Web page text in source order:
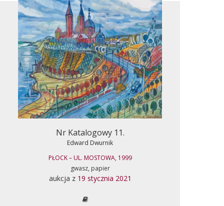
Nr Katalogowy 11.
Edward Dwurnik
PŁOCK – UL. MOSTOWA, 1999
gwasz, papier
aukcja z 19 stycznia 2021